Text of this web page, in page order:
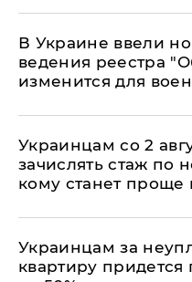
В Украине ввели
ведения реестра
изменится для
Украинцам со 2
зачислять стаж по
кому станет
Украинцам за
квартиру придется